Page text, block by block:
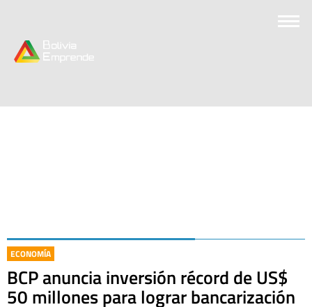
ECONOMÍA
BCP anuncia inversión récord de US$
50 millones para lograr bancarización